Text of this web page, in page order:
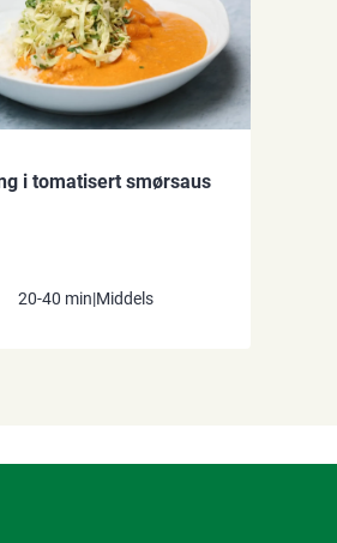
i tomatisert smørsaus
20-40 min|Middels